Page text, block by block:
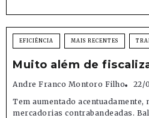
EFICIÊNCIA MAIS RECENTES
Muito além de
Andre Franco Montoro Filho
22/
Tem aumentado acentuadamente,
mercadorias contrabandeadas.